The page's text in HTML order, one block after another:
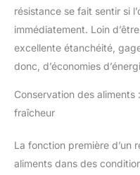
résistance se fait sentir si
immédiatement. Loin
excellente étanchéité,
donc, d’économies
Conservation des
fraîcheur
La fonction première d’un
aliments dans des